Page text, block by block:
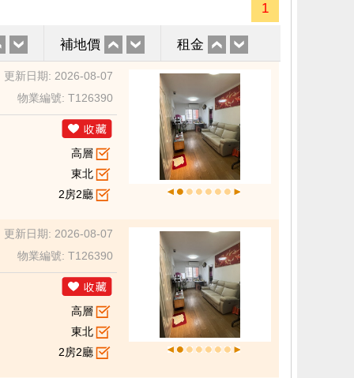
1
補地價 租金
更新日期: 2026-08-07
物業編號: T126390
高層
東北
2房2廳
更新日期: 2026-08-07
物業編號: T126390
高層
東北
2房2廳